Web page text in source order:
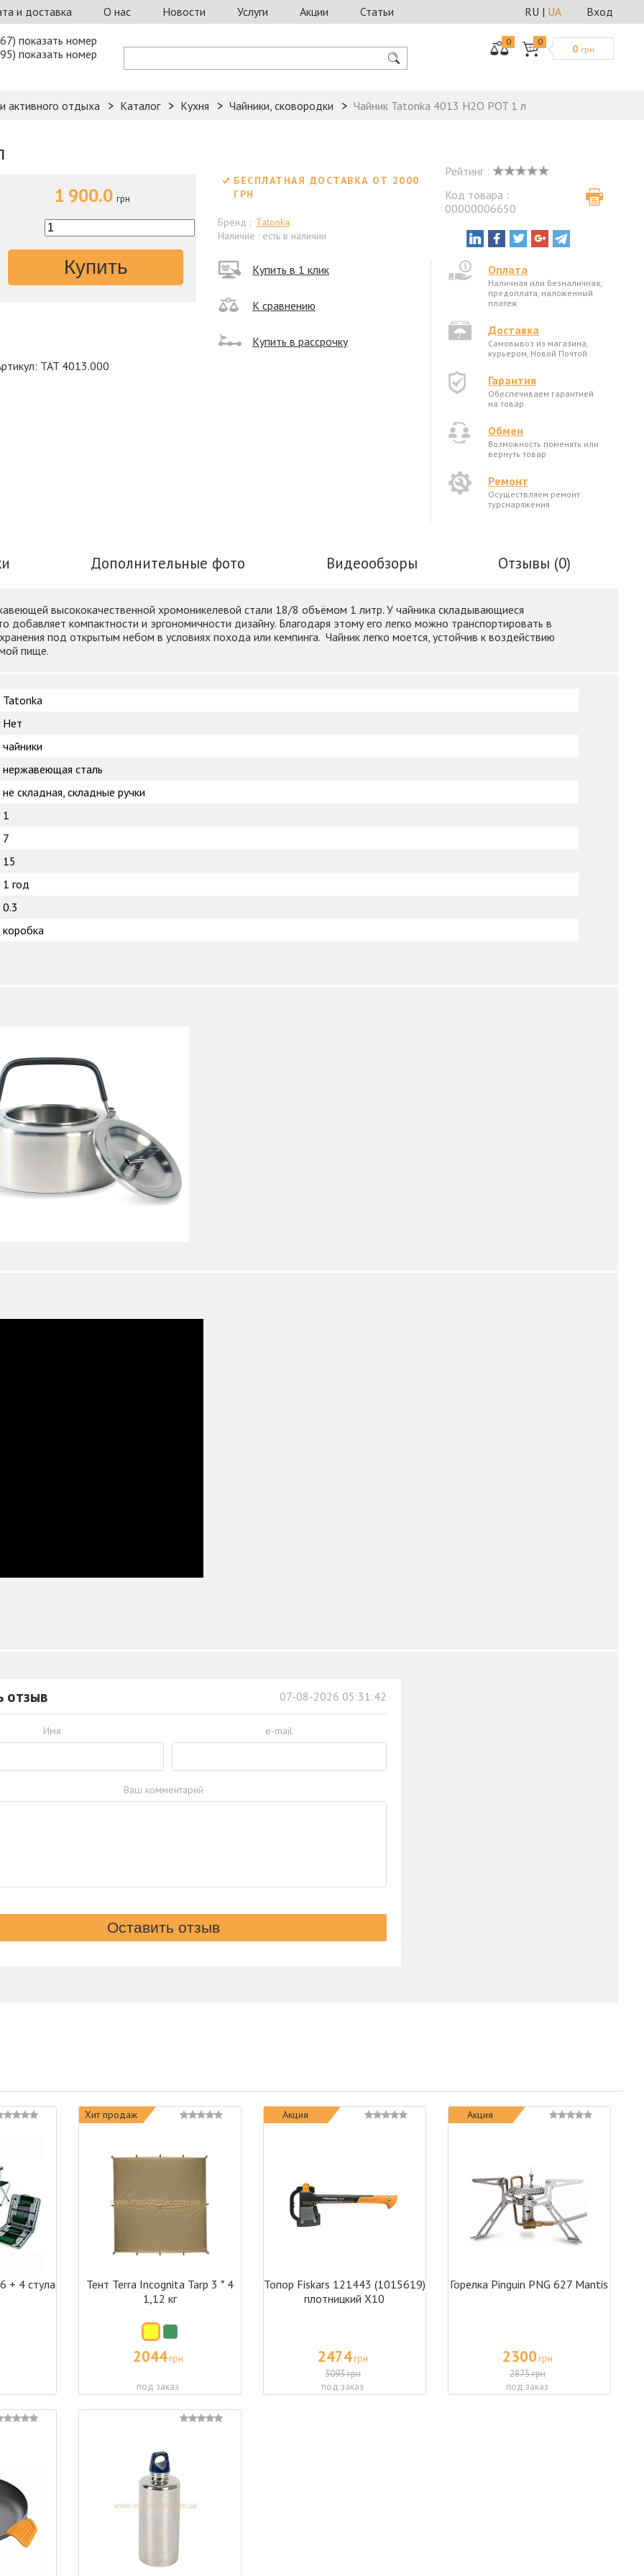
и доставка О нас Новости Услуги Акции Статьи Вход
RU | UA
показать номер
показать номер
0 0
0 грн
активного отдыха Каталог Кухня Чайники, сковородки Чайник Tatonka 4013 H2O POT 1 л
Рейтинг :
Код товара :
00000006650
Оплата
Наличная или безналичная,
предоплата, наложенный
платеж
Доставка
Самовывоз из магазина,
курьером, Новой Почтой
Гарантия
Обеспечиваем гарантией
на товар
Обмен
Возможность поменять или
вернуть товар
Ремонт
Осуществляем ремонт
турснаряжения
БЕСПЛАТНАЯ ДОСТАВКА ОТ 2000
ГРН
Бренд : Tatonka
Наличие : есть в наличии
1 900.0 грн
Купить Купить в 1 клик
К сравнению
Купить в рассрочку
TAT 4013.000
Дополнительные фото Видеообзоры Отзывы (0)
высококачественной хромоникелевой стали 18/8 объёмом 1 литр. У чайника складывающиеся
добавляет компактности и эргономичности дизайну. Благодаря этому его легко можно транспортировать в
под открытым небом в условиях похода или кемпинга. Чайник легко моется, устойчив к воздействию
пище.
Tatonka
Нет
чайники
нержавеющая сталь
не складная, складные ручки
1
7
15
1 год
0.3
коробка
отзыв 07-08-2026 05:31:42
Имя e-mail
Ваш комментарий
+ 4 стула
Хит продаж
Тент Terra Incognita Tarp 3 * 4
1,12 кг
2044грн
под заказ
Акция
Топор Fiskars 121443 (1015619)
плотницкий X10
2474грн
3093 грн
под заказ
Акция
Горелка Pinguin PNG 627 Mantis
2300грн
2875 грн
под заказ